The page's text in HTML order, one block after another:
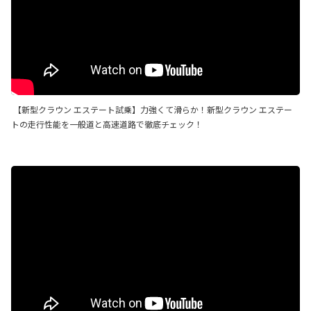
【新型クラウン エステート試乗】力強くて滑らか！新型クラウン エステー
トの走行性能を一般道と高速道路で徹底チェック！